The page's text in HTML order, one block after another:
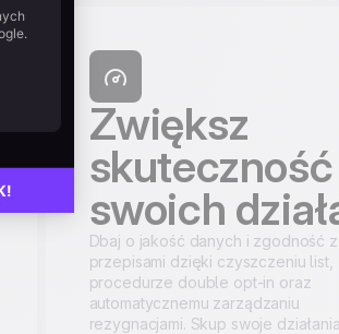
Zwiększ
skuteczność
swoich
Dbaj o jakość danych i zgodność z
przepisami dzięki czyszczeniu list,
procedurze double opt-in oraz
automatycznemu zarządzaniu
rezygnacjami. Skup swoje